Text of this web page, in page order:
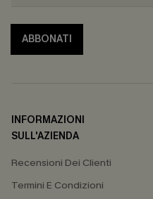
ABBONATI
INFORMAZIONI
SULL'AZIENDA
Recensioni Dei Clienti
Termini E Condizioni